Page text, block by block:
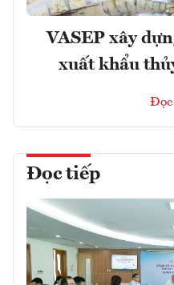
VASEP xây
xuất khẩu
Đọc
Đọc tiếp